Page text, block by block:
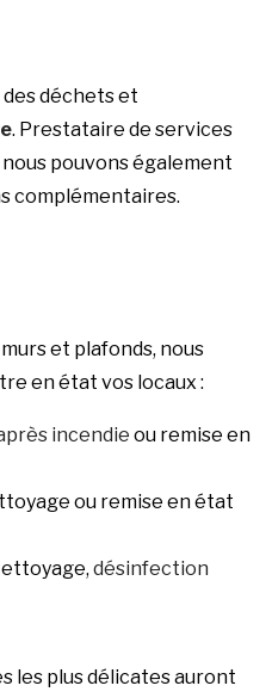
des déchets et
. Prestataire de services
pouvons également
complémentaires.
et plafonds, nous
en état vos locaux :
incendie ou remise en
ou remise en état
désinfection
les plus délicates auront